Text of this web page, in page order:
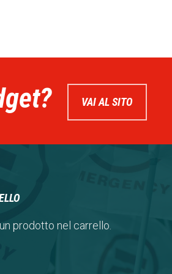
VAI AL SITO
prodotto nel carrello.